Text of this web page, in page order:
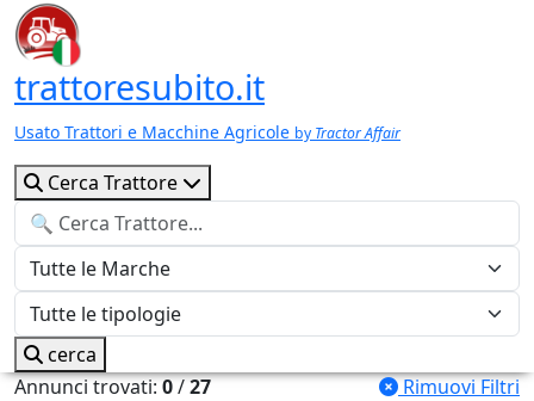
trattoresubito.it
Usato Trattori e Macchine Agricole by Tractor Affair
Cerca Trattore
cerca
Annunci trovati:0/27
Rimuovi Filtri